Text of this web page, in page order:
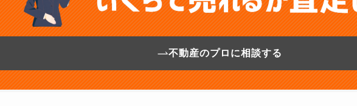
不動産のプロに相談する